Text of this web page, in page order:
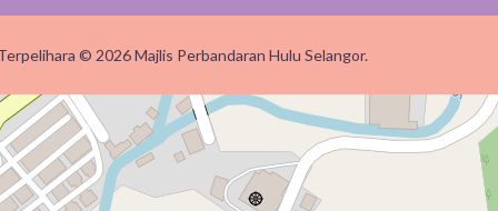
© 2026 Majlis Perbandaran Hulu Selangor.